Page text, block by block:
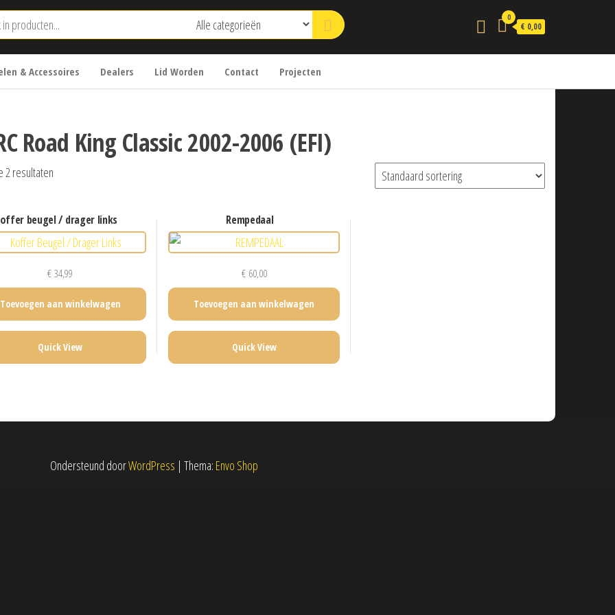
0
€ 0,00
& Accessoires Dealers Lid Worden Contact Projecten
Road King Classic 2002-2006 (EFI)
2 resultaten
koffer beugel / drager links
€34,99
Toevoegen aan winkelwagen
Quick View
rempedaal
€60,00
Toevoegen aan winkelwagen
Quick View
Ondersteund doorWordPress | Thema: Envo Shop